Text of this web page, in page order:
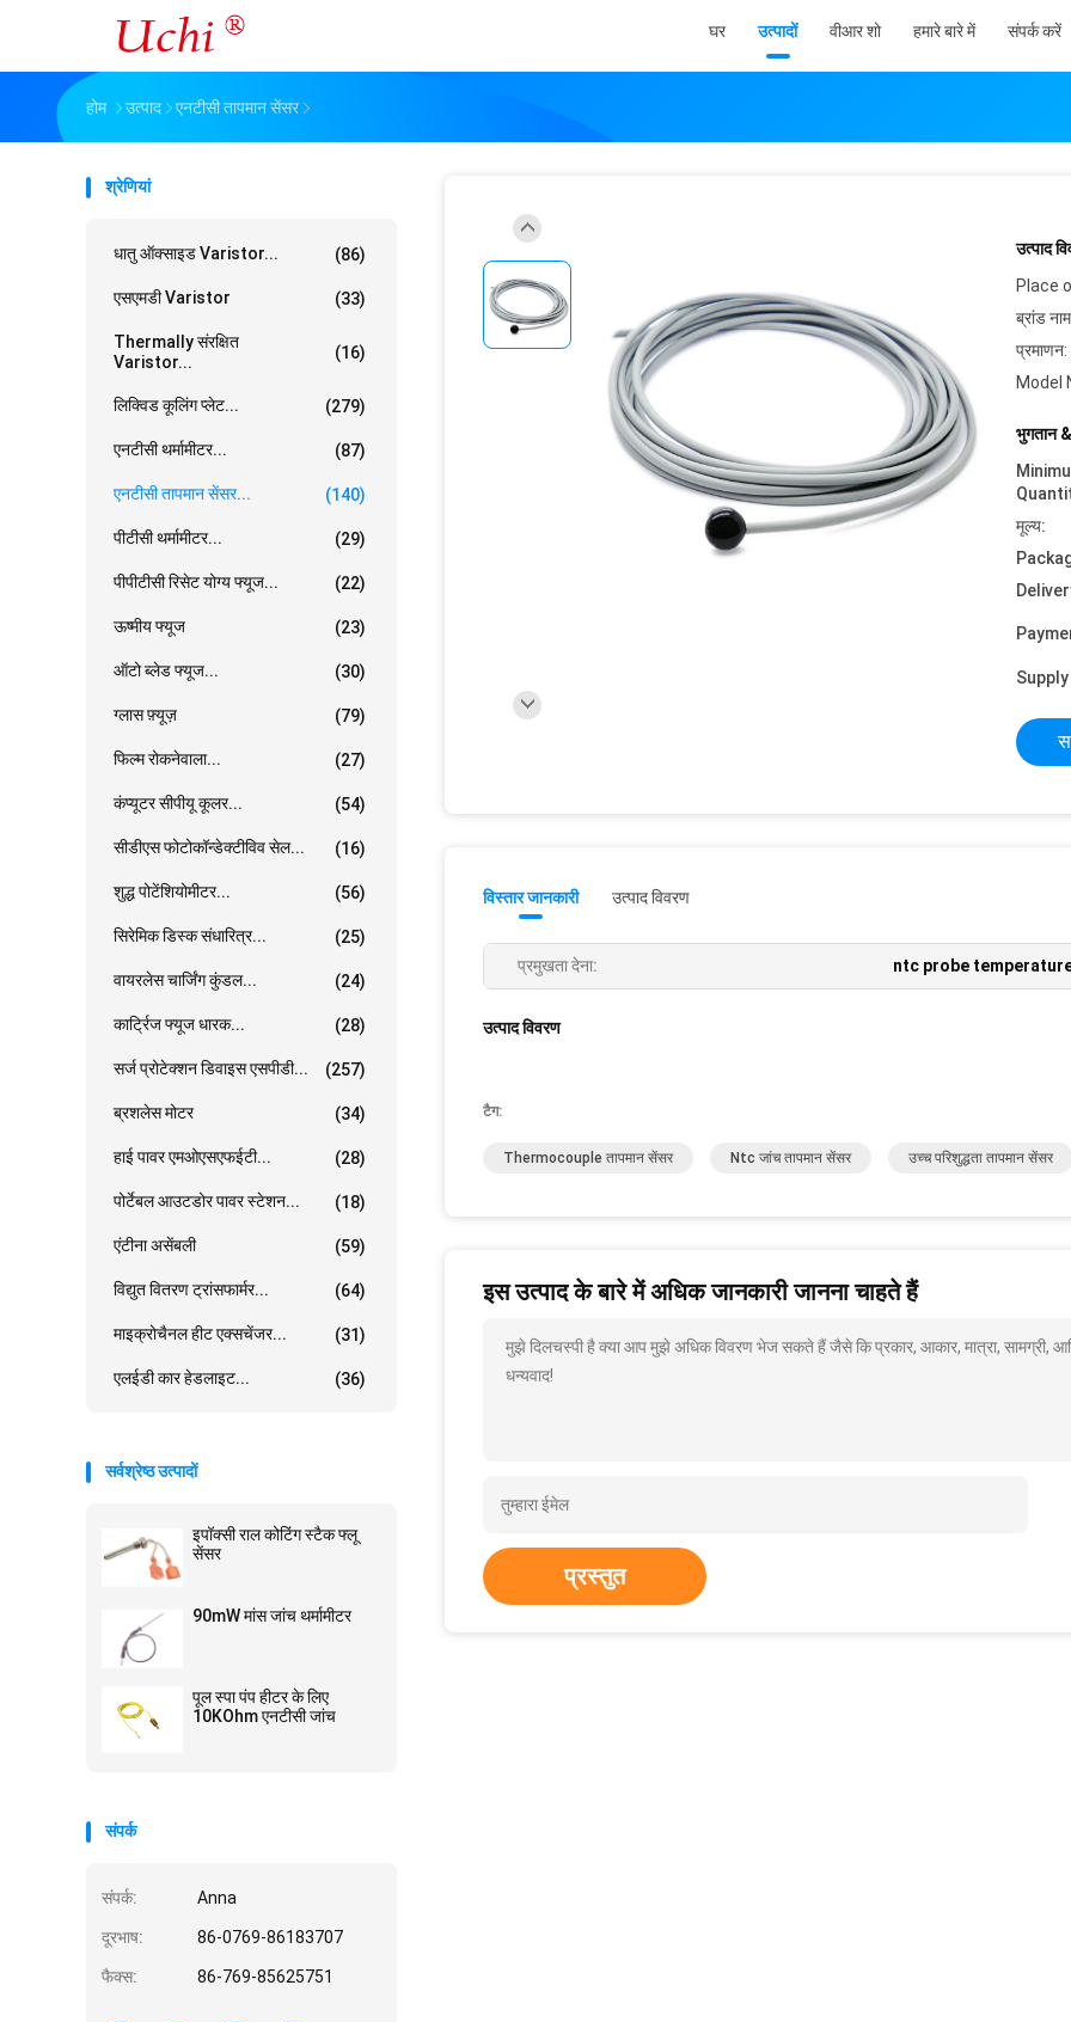
घर उत्पादों वीआर शो हमारे बारे में संपर्क करें
होम उत्पाद एनटीसी तापमान सेंसर
श्रेणियां
धातु ऑक्साइड Varistor... (86)
एसएमडी Varistor (33)
Thermally संरक्षित
Varistor...
(16)
लिक्विड कूलिंग प्लेट... (279)
एनटीसी थर्मामीटर... (87)
एनटीसी तापमान सेंसर... (140)
पीटीसी थर्मामीटर... (29)
पीपीटीसी रिसेट योग्य फ्यूज... (22)
ऊष्मीय फ्यूज (23)
ऑटो ब्लेड फ्यूज... (30)
ग्लास फ़्यूज़ (79)
फिल्म रोकनेवाला... (27)
कंप्यूटर सीपीयू कूलर... (54)
सीडीएस फोटोकॉन्डेक्टीविव सेल... (16)
शुद्ध पोटेंशियोमीटर... (56)
सिरेमिक डिस्क संधारित्र... (25)
वायरलेस चार्जिंग कुंडल... (24)
कार्ट्रिज फ्यूज धारक... (28)
सर्ज प्रोटेक्शन डिवाइस एसपीडी... (257)
ब्रशलेस मोटर (34)
हाई पावर एमओएसएफईटी... (28)
पोर्टेबल आउटडोर पावर स्टेशन... (18)
एंटीना असेंबली (59)
विद्युत वितरण ट्रांसफार्मर... (64)
माइक्रोचैनल हीट एक्सचेंजर... (31)
एलईडी कार हेडलाइट... (36)
सर्वश्रेष्ठ उत्पादों
इपॉक्सी राल कोटिंग स्टैक फ्लू
सेंसर
90mW मांस जांच थर्मामीटर
पूल स्पा पंप हीटर के लिए
10KOhm एनटीसी जांच
संपर्क
संपर्क: Anna
दूरभाष: 86-0769-86183707
फैक्स: 86-769-85625751
उत्पाद
Place
ब्रांड
प्रमाणन:
Model
भुगतान
मूल्य:
विस्तार जानकारी उत्पाद विवरण
प्रमुखता देना: ntc probe
उत्पाद विवरण
टैग:
Thermocouple तापमान सेंसर Ntc जांच तापमान सेंसर उच्च परिशुद्धता तापमान सेंसर
इस उत्पाद के बारे में अधिक जानकारी जानना चाहते हैं
मुझे दिलचस्पी है क्या आप मुझे अधिक विवरण भेज सकते हैं जैसे कि प्रकार, आकार, मात्रा, सामग्री,
धन्यवाद!
प्रस्तुत